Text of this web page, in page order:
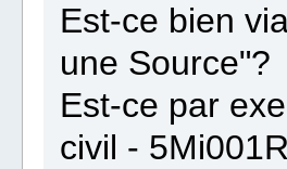
Est-ce bien
une Source"?
Est-ce par
civil -